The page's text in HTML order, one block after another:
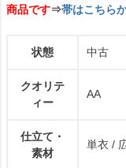
商品です⇒帯はこちら
状態 中古
クオリテ
ィー
AA
仕立て・
素材
単衣 /